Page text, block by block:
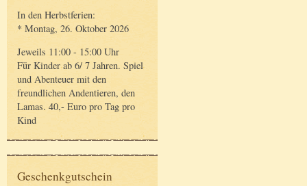
In den Herbstferien:
* Montag, 26. Oktober 2026
Jeweils 11:00 - 15:00 Uhr
Für Kinder ab 6/ 7 Jahren. Spiel
und Abenteuer mit den
freundlichen Andentieren, den
Lamas. 40,- Euro pro Tag pro
Kind
Geschenkgutschein